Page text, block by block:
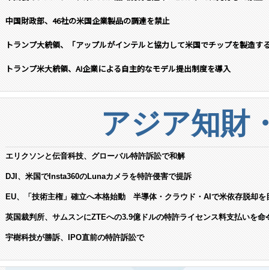
中国財政部、46社の米国企業製品の調達を禁止
トランプ大統領、「アップルがインテルと協力して米国でチップを製造す
トランプ米大統領、AI企業による自主的なモデル提出制度を導入
アジア知財
エリクソンと伝音科技、グローバル特許訴訟で和解
DJI、米国でInsta360のLunaカメラを特許侵害で提訴
EU、「技術主権」確立へ本格始動 半導体・クラウド・AIで米依存脱却を
英国裁判所、サムスンにZTEへの3.9億ドルの特許ライセンス料支払いを命
宇樹科技が勝訴、IPO直前の特許訴訟で